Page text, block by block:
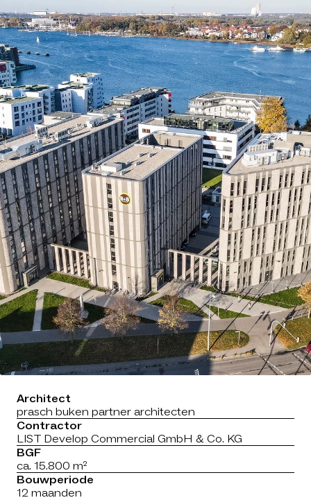
Architect
prasch buken partner architecten
Contractor
LIST Develop Commercial GmbH & Co. KG
BGF
ca. 15.800 m²
Bouwperiode
12 maanden